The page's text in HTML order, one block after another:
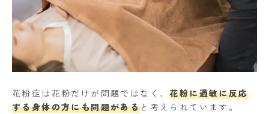
花粉症は花粉だけが問題ではなく、花粉に過敏に反応
する身体の方にも問題があると考えられています。